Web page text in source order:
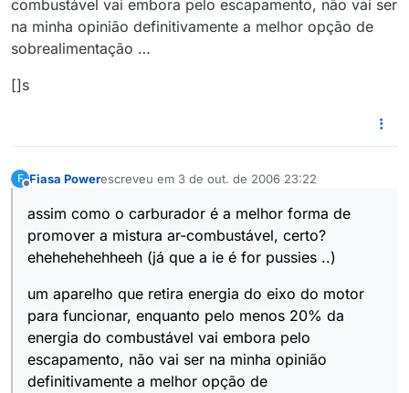
combustável vai embora pelo escapamento, não vai ser
na minha opinião definitivamente a melhor opção de
sobrealimentação …
[]s
F Fiasa Powerescreveu em 3 de out. de 2006 23:22
última edição por
assim como o carburador é a melhor forma de
promover a mistura ar-combustável, certo?
ehehehehehheeh (já que a ie é for pussies ..)
um aparelho que retira energia do eixo do motor
para funcionar, enquanto pelo menos 20% da
energia do combustável vai embora pelo
escapamento, não vai ser na minha opinião
definitivamente a melhor opção de